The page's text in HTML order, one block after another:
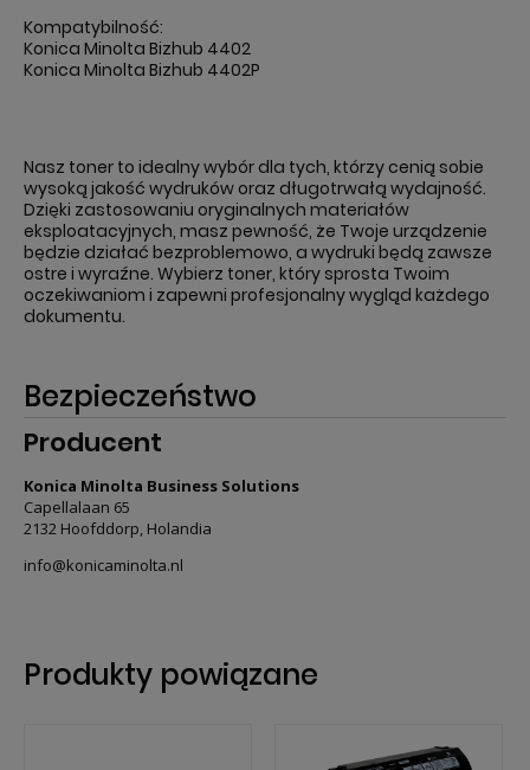
Kompatybilność:
Konica Minolta Bizhub 4402
Konica Minolta Bizhub 4402P
Nasz toner to idealny wybór dla tych, którzy cenią sobie
wysoką jakość wydruków oraz długotrwałą wydajność.
Dzięki zastosowaniu oryginalnych materiałów
eksploatacyjnych, masz pewność, że Twoje urządzenie
będzie działać bezproblemowo, a wydruki będą zawsze
ostre i wyraźne. Wybierz toner, który sprosta Twoim
oczekiwaniom i zapewni profesjonalny wygląd każdego
dokumentu.
Bezpieczeństwo
Producent
Konica Minolta Business Solutions
Capellalaan 65
2132 Hoofddorp, Holandia
info@konicaminolta.nl
Produkty powiązane